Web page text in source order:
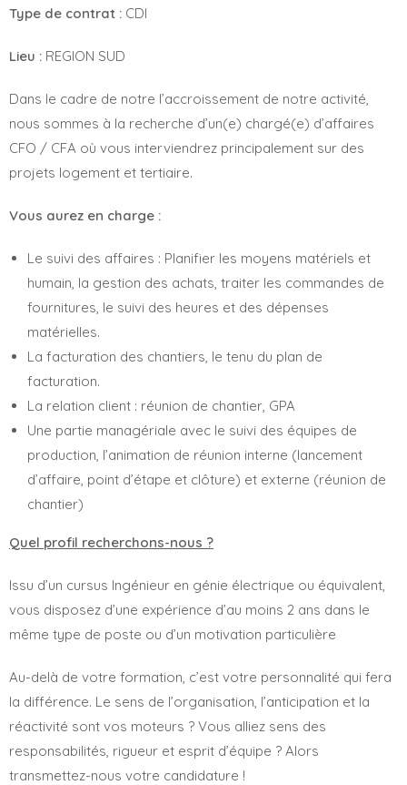
Type de contrat : CDI
Lieu : REGION SUD
Dans le cadre de notre l’accroissement de notre activité,
nous sommes à la recherche d’un(e) chargé(e) d’affaires
CFO / CFA où vous interviendrez principalement sur des
projets logement et tertiaire.
Vous aurez en charge :
Le suivi des affaires : Planifier les moyens matériels et
humain, la gestion des achats, traiter les commandes de
fournitures, le suivi des heures et des dépenses
matérielles.
La facturation des chantiers, le tenu du plan de
facturation.
La relation client : réunion de chantier, GPA
Une partie managériale avec le suivi des équipes de
production, l’animation de réunion interne (lancement
d’affaire, point d’étape et clôture) et externe (réunion de
chantier)
Quel profil recherchons-nous ?
Issu d’un cursus Ingénieur en génie électrique ou équivalent,
vous disposez d’une expérience d’au moins 2 ans dans le
même type de poste ou d’un motivation particulière
Au-delà de votre formation, c’est votre personnalité qui fera
la différence. Le sens de l’organisation, l’anticipation et la
réactivité sont vos moteurs ? Vous alliez sens des
responsabilités, rigueur et esprit d’équipe ? Alors
transmettez-nous votre candidature !